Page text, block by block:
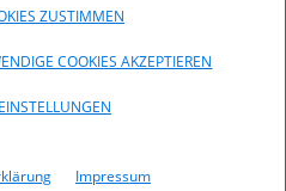
ZUSTIMMEN
COOKIES AKZEPTIEREN
Impressum